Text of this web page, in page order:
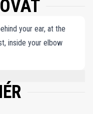
your ear, at the
inside your elbow
LIMONENE, BENZYL
CITRAL.